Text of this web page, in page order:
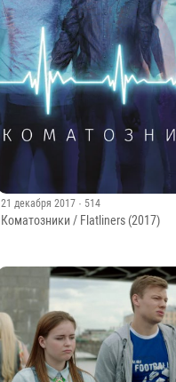
21 декабря 2017 · 514
Коматозники / Flatliners (2017)